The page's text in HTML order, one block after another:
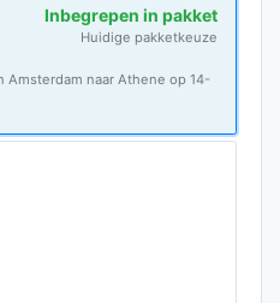
Inbegrepen in pakket
Huidige pakketkeuze
Amsterdam naar Athene op 14-